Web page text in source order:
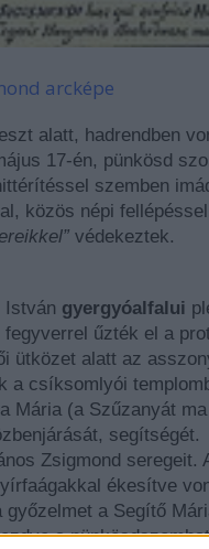
arcképe
alatt, hadrendben
17-én, pünkösd
szemben
közös népi
védekeztek.
István gyergyóalfalui
űzték el a
ütközet alatt az
a csíksomlyói
Mária (a Szűzanyát
segítségét.
Zsigmond seregeit.
ékesítve
győzelmet a Segítő
a